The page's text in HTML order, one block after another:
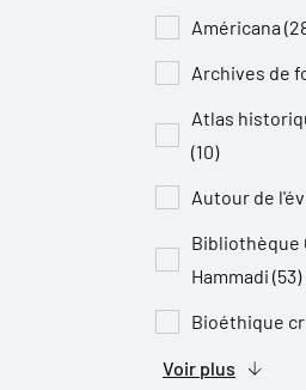
Américana
Archives de
Atlas
(10)
Autour de
Bibliothèque
Hammadi (53)
Bioéthique
Voir plus